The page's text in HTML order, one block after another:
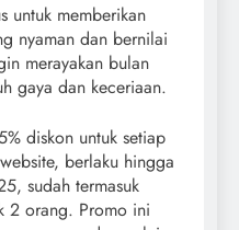
untuk memberikan
nyaman dan bernilai
merayakan bulan
gaya dan keceriaan.
diskon untuk setiap
berlaku hingga
sudah termasuk
2 orang. Promo ini